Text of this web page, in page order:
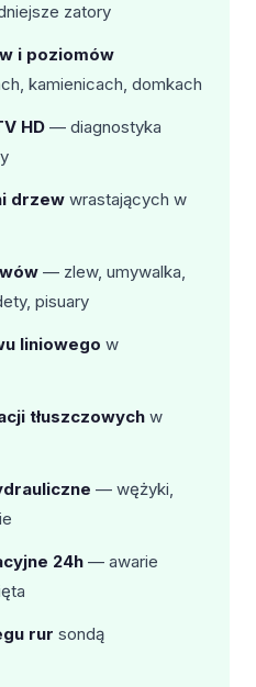
zatory
i poziomów
kamienicach, domkach
HD — diagnostyka
drzew wrastających w
— zlew, umywalka,
pisuary
liniowego w
tłuszczowych w
— wężyki,
24h — awarie
rur sondą